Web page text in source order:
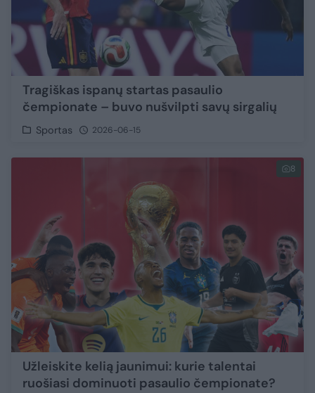
Tragiškas ispanų startas pasaulio
čempionate – buvo nušvilpti savų sirgalių
Sportas 2026-06-15
8
Užleiskite kelią jaunimui: kurie talentai
ruošiasi dominuoti pasaulio čempionate?